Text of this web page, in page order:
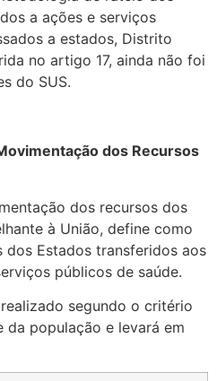
a ações e serviços
a estados, Distrito
no artigo 17, ainda não foi
do SUS.
dos Recursos
dos recursos dos
à União, define como
dos Estados transferidos aos
públicos de saúde.
segundo o critério
da população e levará em